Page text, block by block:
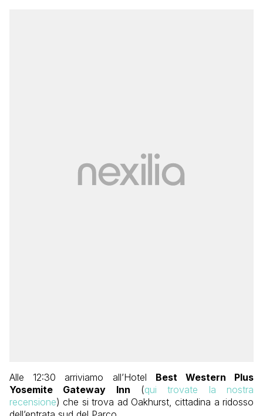
Alle 12:30 arriviamo all’Hotel Best Western Plus
Yosemite Gateway Inn (qui trovate la nostra
recensione) che si trova ad Oakhurst, cittadina a ridosso